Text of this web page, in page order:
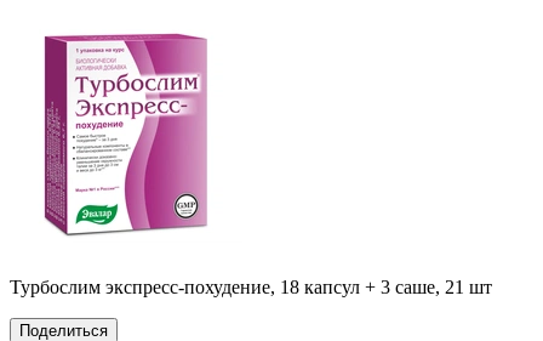
Турбослим экспресс-похудение, 18 капсул + 3 саше, 21 шт
Поделиться